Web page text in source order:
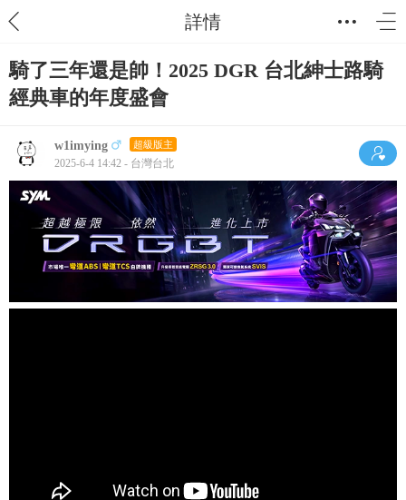
詳情
騎了三年還是帥！2025 DGR 台北紳士路騎
經典車的年度盛會
w1imying 超級版主
2025-6-4 14:42 - 台灣台北